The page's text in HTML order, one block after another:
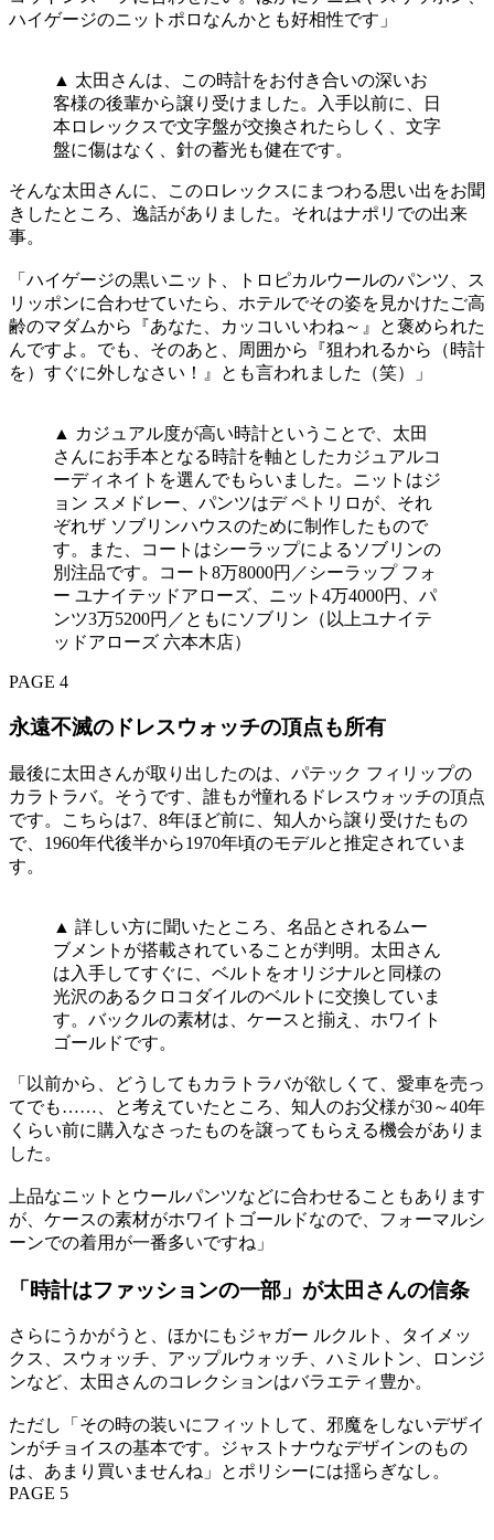
ハイゲージのニットポロなんかとも好相性です」
▲ 太田さんは、この時計をお付き合いの深いお
客様の後輩から譲り受けました。入手以前に、日
本ロレックスで文字盤が交換されたらしく、文字
盤に傷はなく、針の蓄光も健在です。
そんな太田さんに、このロレックスにまつわる思い出をお聞
きしたところ、逸話がありました。それはナポリでの出来
事。
「ハイゲージの黒いニット、トロピカルウールのパンツ、ス
リッポンに合わせていたら、ホテルでその姿を見かけたご高
齢のマダムから『あなた、カッコいいわね～』と褒められた
んですよ。でも、そのあと、周囲から『狙われるから（時計
を）すぐに外しなさい！』とも言われました（笑）」
▲ カジュアル度が高い時計ということで、太田
さんにお手本となる時計を軸としたカジュアルコ
ーディネイトを選んでもらいました。ニットはジ
ョン スメドレー、パンツはデ ペトリロが、それ
ぞれザ ソブリンハウスのために制作したもので
す。また、コートはシーラップによるソブリンの
別注品です。コート8万8000円／シーラップ フォ
ー ユナイテッドアローズ、ニット4万4000円、パ
ンツ3万5200円／ともにソブリン（以上ユナイテ
ッドアローズ 六本木店）
PAGE 4
永遠不滅のドレスウォッチの頂点も所有
最後に太田さんが取り出したのは、パテック フィリップの
カラトラバ。そうです、誰もが憧れるドレスウォッチの頂点
です。こちらは7、8年ほど前に、知人から譲り受けたもの
で、1960年代後半から1970年頃のモデルと推定されていま
す。
▲ 詳しい方に聞いたところ、名品とされるムー
ブメントが搭載されていることが判明。太田さん
は入手してすぐに、ベルトをオリジナルと同様の
光沢のあるクロコダイルのベルトに交換していま
す。バックルの素材は、ケースと揃え、ホワイト
ゴールドです。
「以前から、どうしてもカラトラバが欲しくて、愛車を売っ
てでも……、と考えていたところ、知人のお父様が30～40年
くらい前に購入なさったものを譲ってもらえる機会がありま
した。
上品なニットとウールパンツなどに合わせることもあります
が、ケースの素材がホワイトゴールドなので、フォーマルシ
ーンでの着用が一番多いですね」
「時計はファッションの一部」が太田さんの信条
さらにうかがうと、ほかにもジャガー ルクルト、タイメッ
クス、スウォッチ、アップルウォッチ、ハミルトン、ロンジ
ンなど、太田さんのコレクションはバラエティ豊か。
ただし「その時の装いにフィットして、邪魔をしないデザイ
ンがチョイスの基本です。ジャストナウなデザインのもの
は、あまり買いませんね」とポリシーには揺らぎなし。
PAGE 5